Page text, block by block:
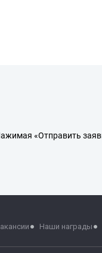
«Отправить
Наши награды